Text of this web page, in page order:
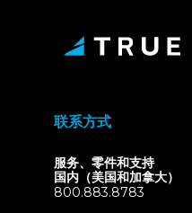
联系方式
服务、零件和支持
国内（美国和加拿大）
800.883.8783